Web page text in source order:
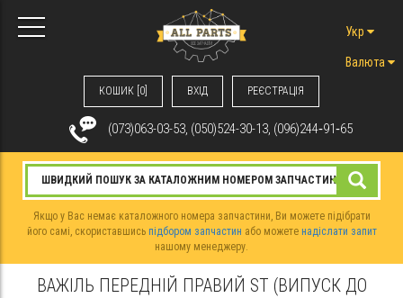
КОШИК [0] ВХIД РЕЄСТРАЦІЯ
Укр
Валюта
(073)063-03-53, (050)524-30-13, (096)244‑91‑65
Якщо у Вас немає каталожного номера запчастини, Ви можете підібрати
його самі, скориставшись підбором запчастин або можете надіслати запит
нашому менеджеру.
ВАЖІЛЬ ПЕРЕДНІЙ ПРАВИЙ ST (ВИПУСК ДО